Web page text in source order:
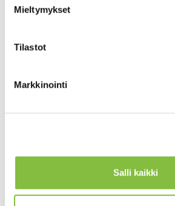
Mieltymykset
Tilastot
Markkinointi
Salli kaikki